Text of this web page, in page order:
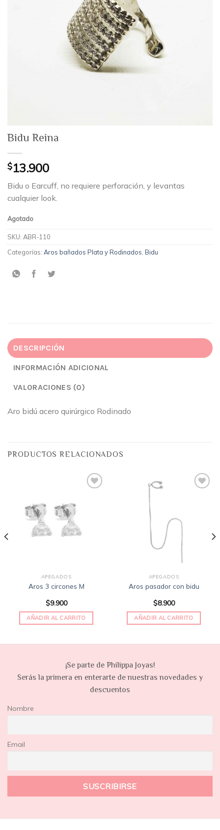
Bidu Reina
$13.900
Bidu o Earcuff, no requiere perforación, y levantas
cualquier look.
Agotado
SKU: ABR-110
Categorías: Aros bañados Plata y Rodinados Bidu
DESCRIPCIÓN
INFORMACIÓN ADICIONAL
VALORACIONES (0)
Aro bidú acero quirúrgico Rodinado
PRODUCTOS RELACIONADOS
APEGADOS
Aros 3 circones M
$9.900
AÑADIR AL CARRITO
APEGADOS
Aros pasador con bidu
$8.900
AÑADIR AL CARRITO
¡Se parte de Philippa Joyas!
Serás la primera en enterarte de nuestras novedades y
descuentos
Nombre
Email